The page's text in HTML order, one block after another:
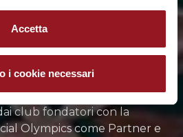
Accetta
i cookie necessari
di responsabilità sociale
Basketball, sostenuto
club fondatori con la
Olympics come Partner e